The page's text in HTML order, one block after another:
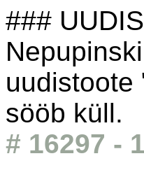
###
uudistoote
sööb küll.
# 16297 -